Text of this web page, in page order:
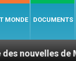
MONDE DOCUMENTS
Mgr Mata